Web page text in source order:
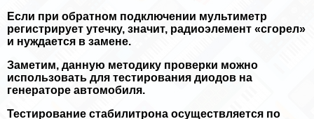
Если при обратном подключении мультиметр
регистрирует утечку, значит, радиоэлемент «сгорел»
и нуждается в замене.
Заметим, данную методику проверки можно
использовать для тестирования диодов на
генераторе автомобиля.
Тестирование стабилитрона осуществляется по